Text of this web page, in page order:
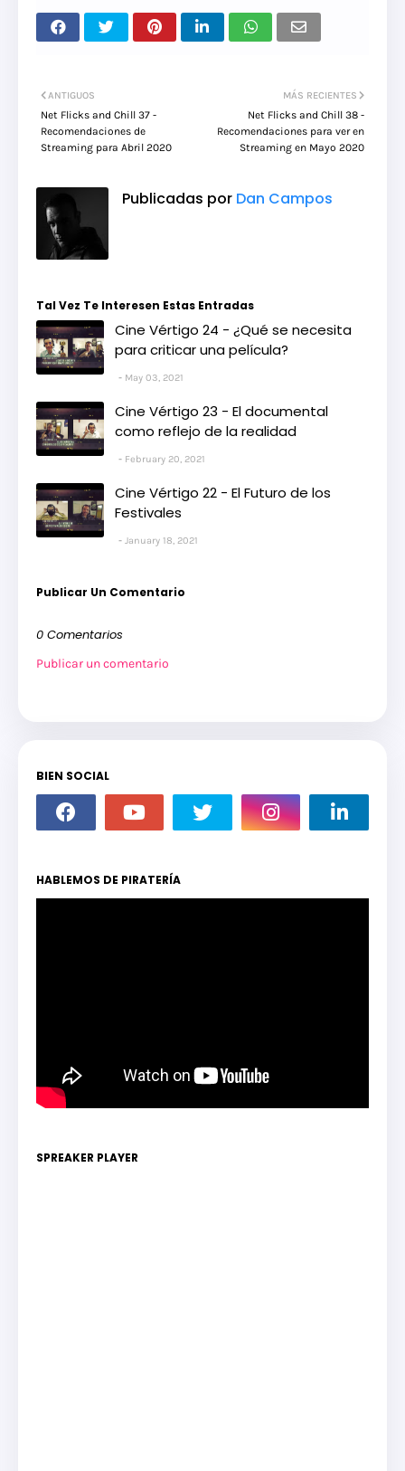
MÁS RECIENTES
Net Flicks and Chill 38 -
Recomendaciones para ver en
Streaming en Mayo 2020
ANTIGUOS
Net Flicks and Chill 37 -
Recomendaciones de
Streaming para Abril 2020
Publicadas por Dan Campos
Tal Vez Te Interesen Estas Entradas
Cine Vértigo 24 - ¿Qué se necesita
para criticar una película?
May 03, 2021
Cine Vértigo 23 - El documental
como reflejo de la realidad
February 20, 2021
Cine Vértigo 22 - El Futuro de los
Festivales
January 18, 2021
Publicar Un Comentario
0 Comentarios
Publicar un comentario
BIEN SOCIAL
HABLEMOS DE PIRATERÍA
SPREAKER PLAYER